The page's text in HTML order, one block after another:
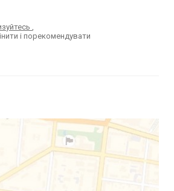
,
і порекомендувати